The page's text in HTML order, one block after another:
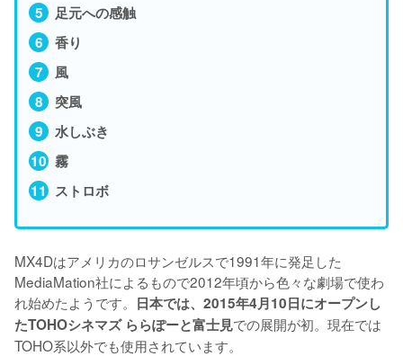
足元への感触
香り
風
突風
水しぶき
霧
ストロボ
MX4Dはアメリカのロサンゼルスで1991年に発足した
MediaMation社によるもので2012年頃から色々な劇場で使わ
れ始めたようです。 日本では、2015年4月10日にオープンし
たTOHOシネマズ ららぽーと富士見での展開が初。現在では
TOHO系以外でも使用されています。